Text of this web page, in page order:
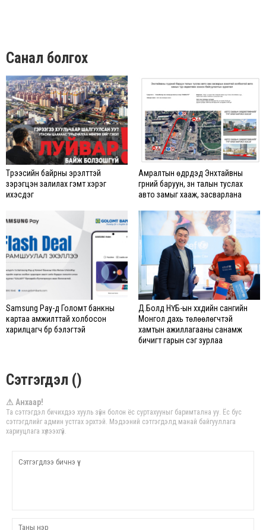
Санал болгох
Түрээсийн байрны эрэлттэй
зэрэгцэн залилах гэмт хэрэг
ихэсдэг
Амралтын өдрүүдэд Энхтайвны
гүүрний баруун, зүүн талын туслах
авто замыг хааж, засварлана
Samsung Pay-д Голомт банкны
картаа амжилттай холбосон
харилцагч бүр бэлэгтэй
Д.Болд НҮБ-ын хүүхдийн сангийн
Монгол дахь төлөөлөгчтэй
хамтын ажиллагааны санамж
бичигт гарын үсэг зурлаа
Сэтгэгдэл ()
⚠ Анхаар!
Та сэтгэгдэл бичихдээ хууль зүйн болон ёс суртахууныг баримтална уу. Ёс бус
сэтгэгдлийг админ устгах эрхтэй. Мэдээний сэтгэгдэлд манай байгууллага
хариуцлага хүлээхгүй.